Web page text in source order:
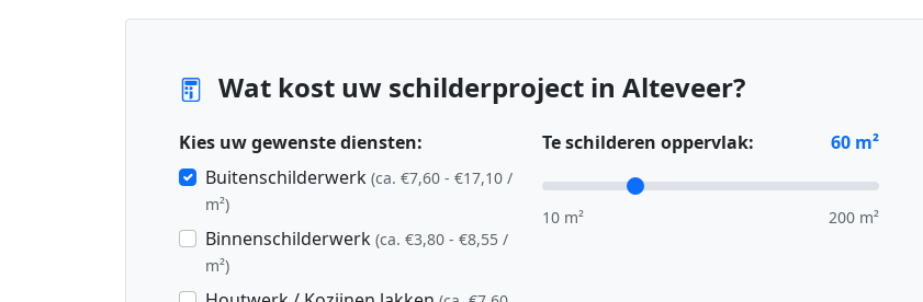
Wat kost uw schilderproject in Alteveer?
Kies uw gewenste diensten:
Buitenschilderwerk (ca. €7,60 - €17,10 /
m²)
Binnenschilderwerk (ca. €3,80 - €8,55 /
m²)
Te schilderen oppervlak: 60 m²
10 m² 200 m²